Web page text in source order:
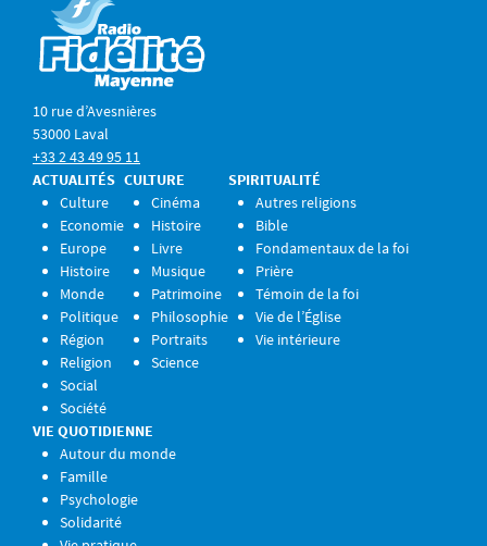
10 rue d’Avesnières
53000 Laval
+33 2 43 49 95 11
ACTUALITÉS
Culture
Economie
Europe
Histoire
Monde
Politique
Région
Religion
Social
Société
CULTURE
Cinéma
Histoire
Livre
Musique
Patrimoine
Philosophie
Portraits
Science
SPIRITUALITÉ
Autres religions
Bible
Fondamentaux de la foi
Prière
Témoin de la foi
Vie de l’Église
Vie intérieure
VIE QUOTIDIENNE
Autour du monde
Famille
Psychologie
Solidarité